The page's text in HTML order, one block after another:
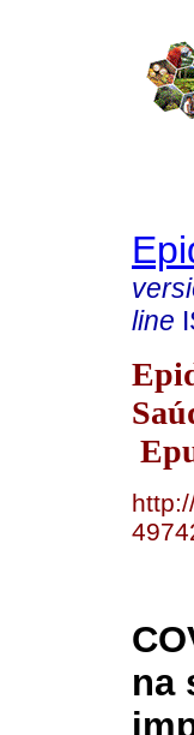
line
na